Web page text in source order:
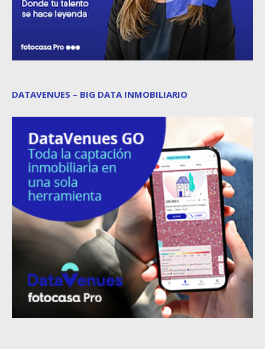
DATAVENUES – BIG DATA INMOBILIARIO